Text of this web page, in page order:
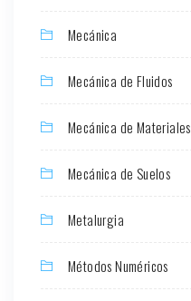
Mecánica
Mecánica de Fluidos
Mecánica de Materiales
Mecánica de Suelos
Metalurgia
Métodos Numéricos